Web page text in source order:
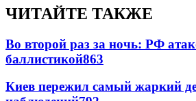
ЧИТАЙТЕ ТАКЖЕ
Во второй раз за ночь: РФ
баллистикой863
Киев пережил самый жаркий